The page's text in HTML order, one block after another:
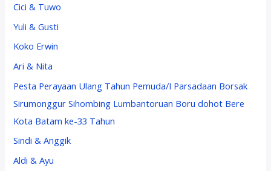
Cici & Tuwo
Yuli & Gusti
Koko Erwin
Ari & Nita
Pesta Perayaan Ulang Tahun Pemuda/I Parsadaan Borsak
Sirumonggur Sihombing Lumbantoruan Boru dohot Bere
Kota Batam ke-33 Tahun
Sindi & Anggik
Aldi & Ayu